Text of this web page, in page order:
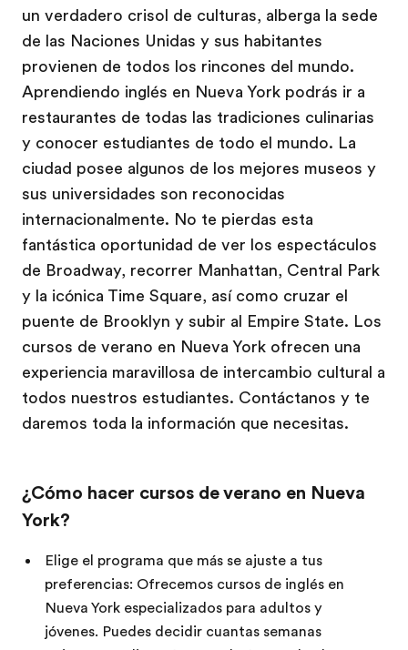
un verdadero crisol de culturas, alberga la sede
de las Naciones Unidas y sus habitantes
provienen de todos los rincones del mundo.
Aprendiendo inglés en Nueva York podrás ir a
restaurantes de todas las tradiciones culinarias
y conocer estudiantes de todo el mundo. La
ciudad posee algunos de los mejores museos y
sus universidades son reconocidas
internacionalmente. No te pierdas esta
fantástica oportunidad de ver los espectáculos
de Broadway, recorrer Manhattan, Central Park
y la icónica Time Square, así como cruzar el
puente de Brooklyn y subir al Empire State. Los
cursos de verano en Nueva York ofrecen una
experiencia maravillosa de intercambio cultural a
todos nuestros estudiantes. Contáctanos y te
daremos toda la información que necesitas.
¿Cómo hacer cursos de verano en Nueva
York?
Elige el programa que más se ajuste a tus
preferencias: Ofrecemos cursos de inglés en
Nueva York especializados para adultos y
jóvenes. Puedes decidir cuantas semanas